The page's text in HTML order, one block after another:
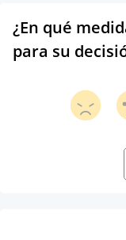
¿En qué
para su